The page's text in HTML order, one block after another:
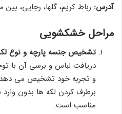
آدرس: رباط کریم، گلها، رجایی، بین
مراحل خشکشویی
تشخیص جنسه پارچه و نوع
دریافت لباس و برسی آن با
و تجربه خود تشخیص می دهد
برطرف کردن لکه ها بدون
مناسب است.